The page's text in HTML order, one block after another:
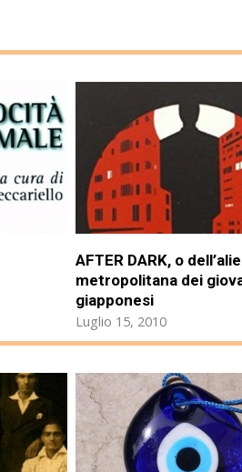
AFTER DARK, o
metropolitana dei
giapponesi
Luglio 15, 2010